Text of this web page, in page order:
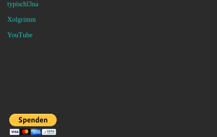
typischl3na
Xolgrimm
YouTube